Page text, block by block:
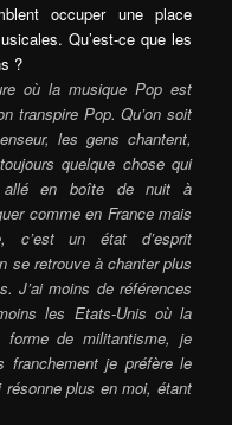
occuper une place
Qu’est-ce que les
?
où la musique Pop est
transpire Pop. Qu’on soit
les gens chantent,
quelque chose qui
allé en boîte de nuit à
comme en France mais
c’est un état d’esprit
se retrouve à chanter plus
J’ai moins de références
les Etats-Unis où la
de militantisme, je
franchement je préfère le
plus en moi, étant